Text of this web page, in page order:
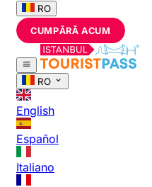
RO
CUMPĂRĂ ACUM
RO
English
Español
Italiano